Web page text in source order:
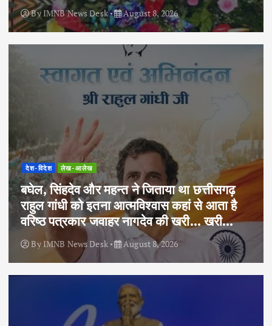
ByIMNB News Desk August 8, 2026
देश-विदेश लेख-आलेख
बघेल, सिंहदेव और महन्त ने जिताया था छत्तीसगढ़
राहुल गांधी को इतना आत्मविश्वास कहां से आता है
वरिष्ठ पत्रकार जवाहर नागदेव की खरी… खरी…
By IMNB News Desk August 8, 2026